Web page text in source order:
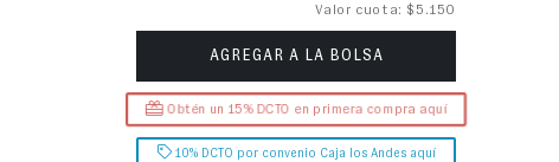
Valor cuota: $5.150
AGREGAR A LA BOLSA
Obtén un 15% DCTO en primera compra aquí
10% DCTO por convenio Caja los Andes aquí